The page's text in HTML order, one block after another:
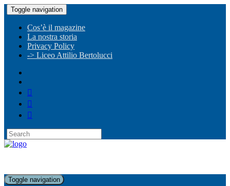
Toggle navigation
Cos’è il magazine
La nostra storia
Privacy Policy
-> Liceo Attilio Bertolucci
Toggle navigation